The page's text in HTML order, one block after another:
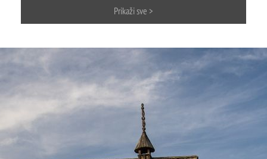
Prikaži sve > Mokra gora